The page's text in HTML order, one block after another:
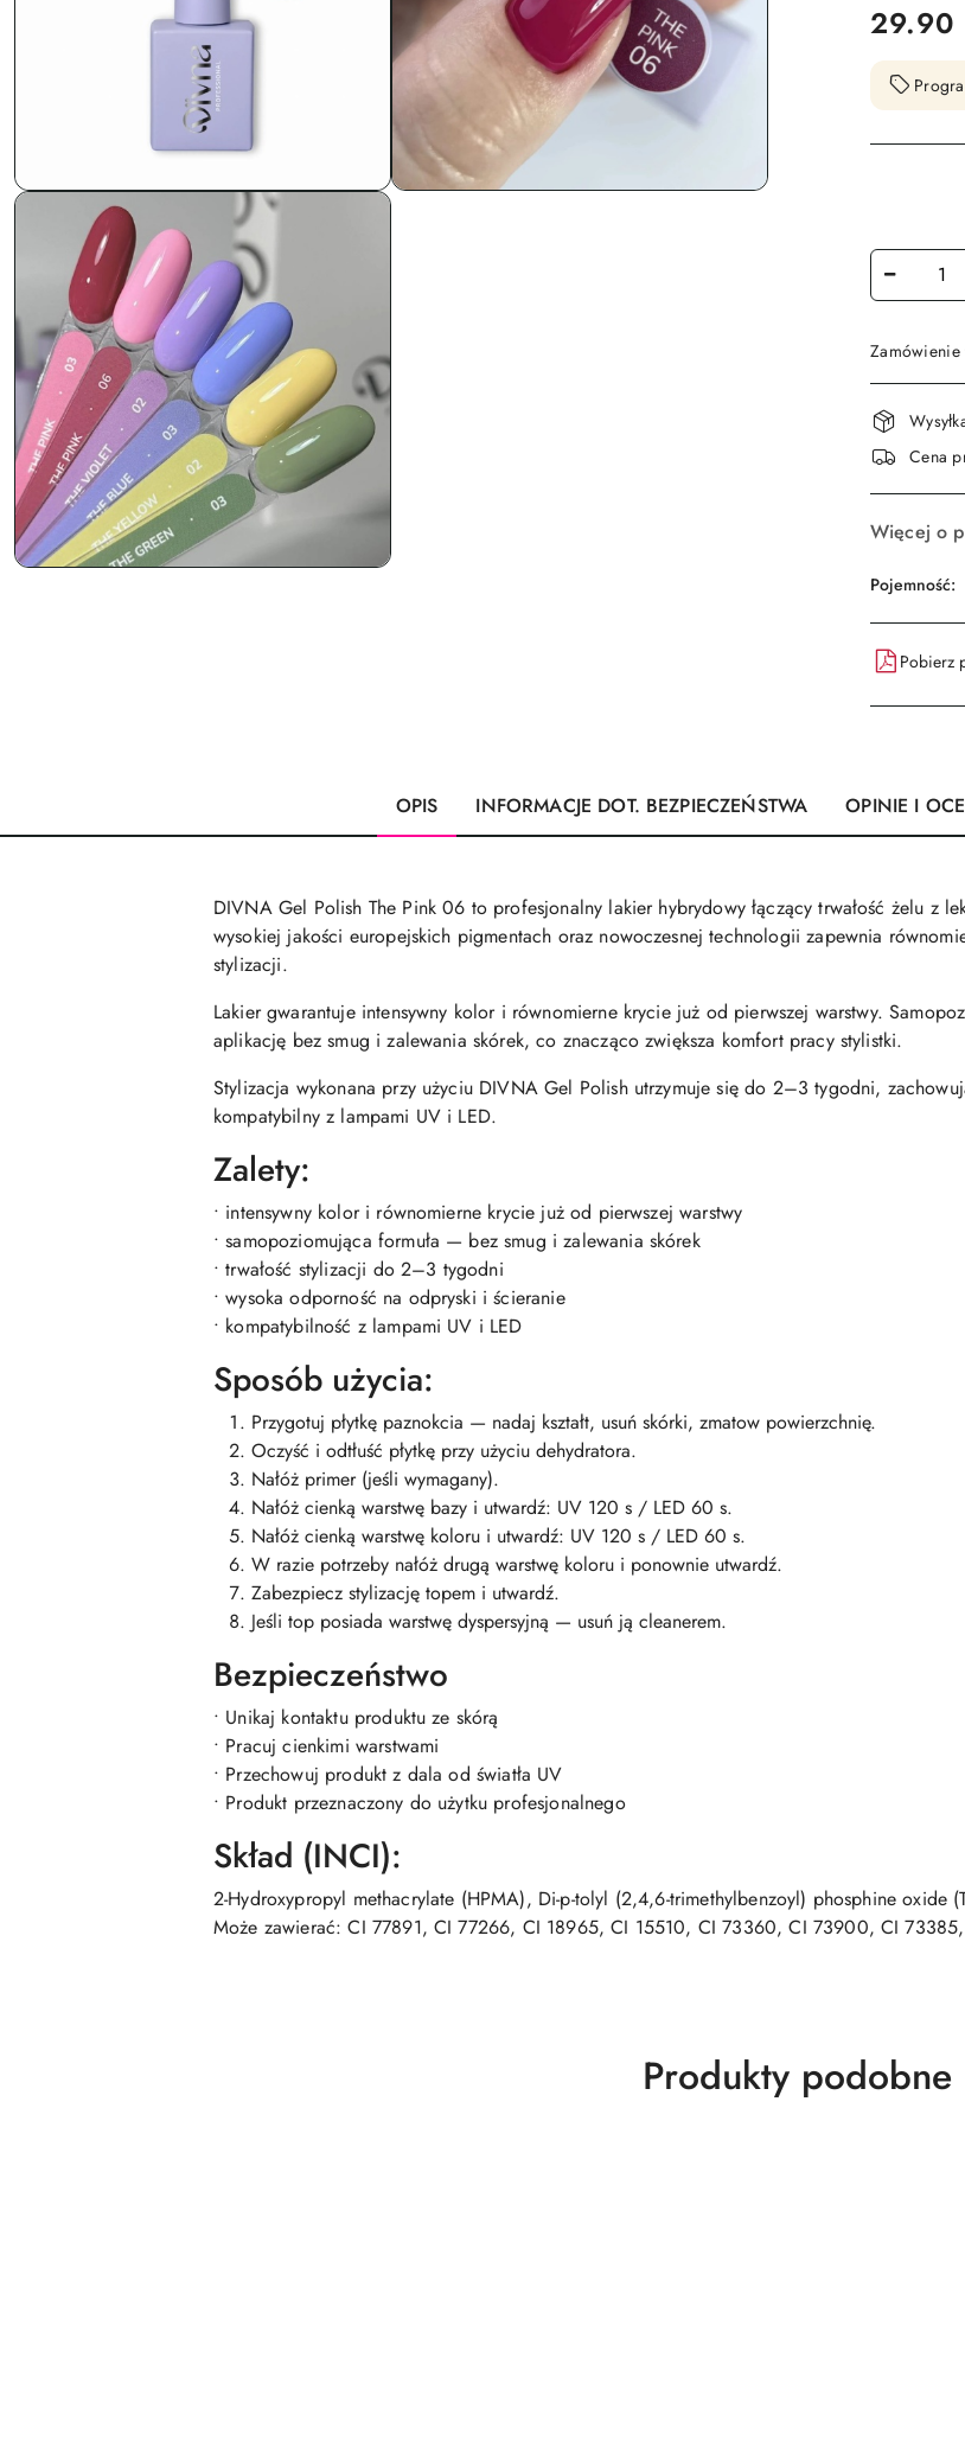
cena:
29.90
Ilość
i
Cena
Więcej o
Pojemność:
Pobierz
OPIS INFORMACJE DOT. BEZPIECZEŃSTWA OPINIE I
DIVNA Gel Polish The Pink 06 to profesjonalny lakier hybrydowy łączący trwałość żelu z
wysokiej jakości europejskich pigmentach oraz nowoczesnej technologii zapewnia
stylizacji.
Lakier gwarantuje intensywny kolor i równomierne krycie już od pierwszej warstwy.
aplikację bez smug i zalewania skórek, co znacząco zwiększa komfort pracy stylistki.
Stylizacja wykonana przy użyciu DIVNA Gel Polish utrzymuje się do 2–3 tygodni,
kompatybilny z lampami UV i LED.
Zalety:
• intensywny kolor i równomierne krycie już od pierwszej warstwy
• samopoziomująca formuła — bez smug i zalewania skórek
• trwałość stylizacji do 2–3 tygodni
• wysoka odporność na odpryski i ścieranie
• kompatybilność z lampami UV i LED
Sposób użycia:
Przygotuj płytkę paznokcia — nadaj kształt, usuń skórki, zmatow powierzchnię.
Oczyść i odtłuść płytkę przy użyciu dehydratora.
Nałóż primer (jeśli wymagany).
Nałóż cienką warstwę bazy i utwardź: UV 120 s / LED 60 s.
Nałóż cienką warstwę koloru i utwardź: UV 120 s / LED 60 s.
W razie potrzeby nałóż drugą warstwę koloru i ponownie utwardź.
Zabezpiecz stylizację topem i utwardź.
Jeśli top posiada warstwę dyspersyjną — usuń ją cleanerem.
Bezpieczeństwo
• Unikaj kontaktu produktu ze skórą
• Pracuj cienkimi warstwami
• Przechowuj produkt z dala od światła UV
• Produkt przeznaczony do użytku profesjonalnego
Skład (INCI):
2-Hydroxypropyl methacrylate (HPMA), Di-p-tolyl (2,4,6-trimethylbenzoyl) phosphine oxide
Może zawierać: CI 77891, CI 77266, CI 18965, CI 15510, CI 73360, CI 73900, CI
Produkty
Produkty podobne